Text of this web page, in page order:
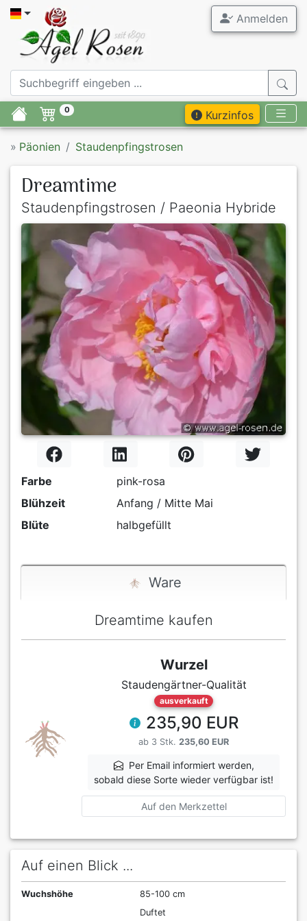
Anmelden
0 Kurzinfos
» Päonien Staudenpfingstrosen
Dreamtime
Staudenpfingstrosen / Paeonia Hybride
Farbe
pink-rosa
Blühzeit
Anfang / Mitte Mai
Blüte
halbgefüllt
Ware
Dreamtime kaufen
Wurzel
Staudengärtner-Qualität
ausverkauft
235,90 EUR
ab 3 Stk. 235,60 EUR
Per Email informiert werden,
sobald diese Sorte wieder verfügbar ist!
Auf den Merkzettel
Auf einen Blick ...
Wuchshöhe
85-100 cm
Duftet